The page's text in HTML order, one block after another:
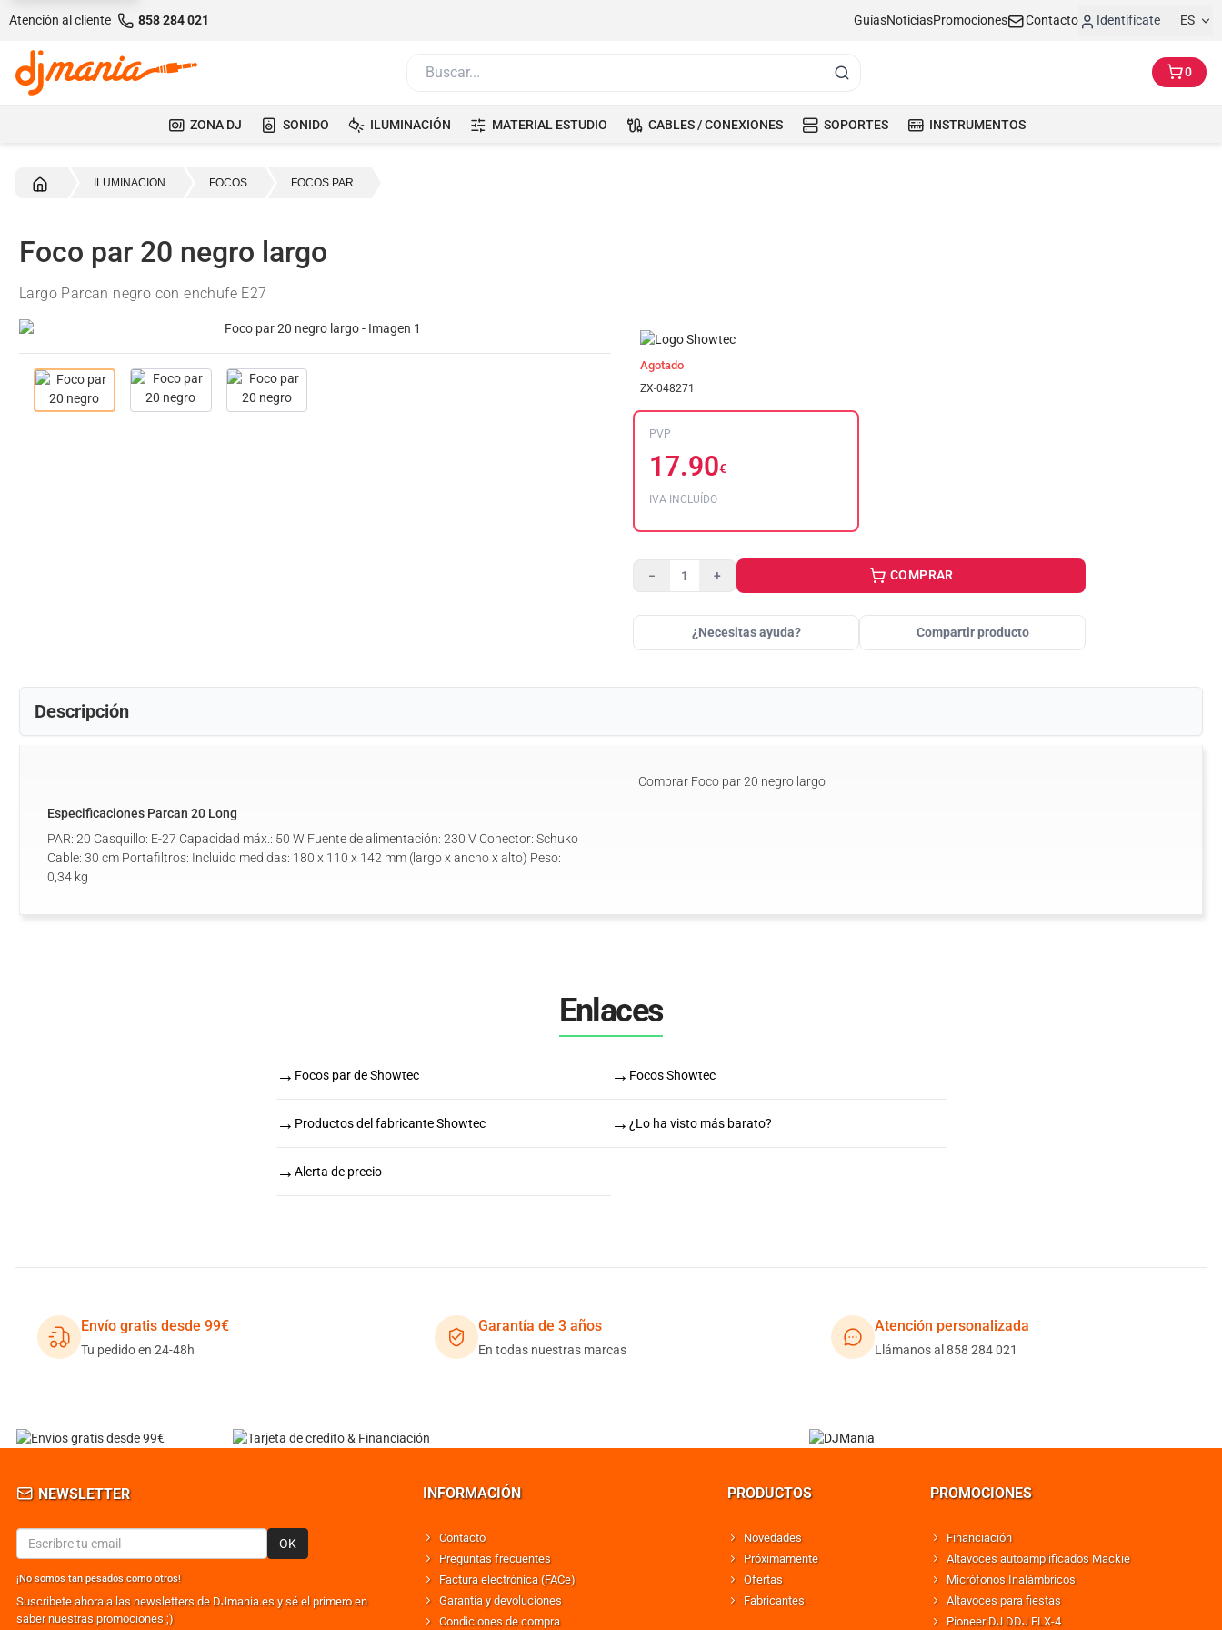
Atención al cliente 858 284 021 GuíasNoticiasPromociones Contacto Identifícate ES
0
ZONA DJ SONIDO ILUMINACIÓN MATERIAL ESTUDIO CABLES / CONEXIONES SOPORTES INSTRUMENTOS
ILUMINACION FOCOS FOCOS PAR
Foco par 20 negro largo
Largo Parcan negro con enchufe E27
Agotado
ZX-048271
PVP
17.90€
IVA INCLUÍDO
− + COMPRAR
¿Necesitas ayuda? Compartir producto
Descripción
Especificaciones Parcan 20 Long
PAR: 20 Casquillo: E-27 Capacidad máx.: 50 W Fuente de alimentación: 230 V Conector: Schuko
Cable: 30 cm Portafiltros: Incluido medidas: 180 x 110 x 142 mm (largo x ancho x alto) Peso:
0,34 kg
Comprar Foco par 20 negro largo
Enlaces
→ Focos par de Showtec → Focos Showtec
→ Productos del fabricante Showtec → ¿Lo ha visto más barato?
→ Alerta de precio
Envío gratis desde 99€
Tu pedido en 24-48h
Garantía de 3 años
En todas nuestras marcas
Atención personalizada
Llámanos al 858 284 021
NEWSLETTER
OK
¡No somos tan pesados como otros!
Suscribete ahora a las newsletters de DJmania.es y sé el primero en
saber nuestras promociones ;)
INFORMACIÓN
Contacto
Preguntas frecuentes
Factura electrónica (FACe)
Garantía y devoluciones
Condiciones de compra
PRODUCTOS
Novedades
Próximamente
Ofertas
Fabricantes
PROMOCIONES
Financiación
Altavoces autoamplificados Mackie
Micrófonos Inalámbricos
Altavoces para fiestas
Pioneer DJ DDJ FLX-4